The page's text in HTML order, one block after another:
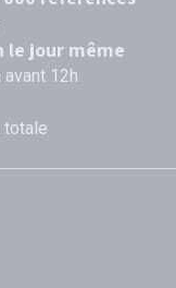
le jour même
12h